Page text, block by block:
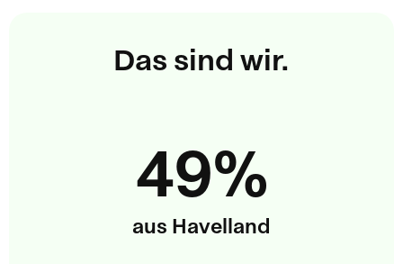
Das sind wir.
49%
aus Havelland